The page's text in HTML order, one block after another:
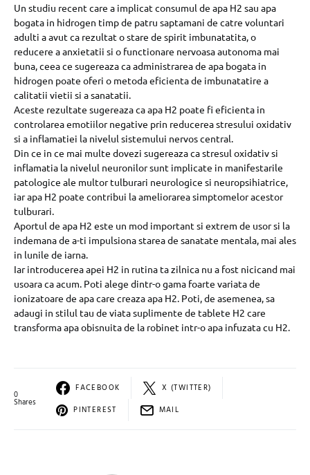
Un studiu recent care a implicat consumul de apa H2 sau apa
bogata in hidrogen timp de patru saptamani de catre voluntari
adulti a avut ca rezultat o stare de spirit imbunatatita, o
reducere a anxietatii si o functionare nervoasa autonoma mai
buna, ceea ce sugereaza ca administrarea de apa bogata in
hidrogen poate oferi o metoda eficienta de imbunatatire a
calitatii vietii si a sanatatii.
Aceste rezultate sugereaza ca apa H2 poate fi eficienta in
controlarea emotiilor negative prin reducerea stresului oxidativ
si a inflamatiei la nivelul sistemului nervos central.
Din ce in ce mai multe dovezi sugereaza ca stresul oxidativ si
inflamatia la nivelul neuronilor sunt implicate in manifestarile
patologice ale multor tulburari neurologice si neuropsihiatrice,
iar apa H2 poate contribui la ameliorarea simptomelor acestor
tulburari.
Aportul de apa H2 este un mod important si extrem de usor si la
indemana de a-ti impulsiona starea de sanatate mentala, mai ales
in lunile de iarna.
Iar introducerea apei H2 in rutina ta zilnica nu a fost nicicand mai
usoara ca acum. Poti alege dintr-o gama foarte variata de
ionizatoare de apa care creaza apa H2. Poti, de asemenea, sa
adaugi in stilul tau de viata suplimente de tablete H2 care
transforma apa obisnuita de la robinet intr-o apa infuzata cu H2.
0
Shares
FACEBOOK
X (TWITTER)
PINTEREST
MAIL